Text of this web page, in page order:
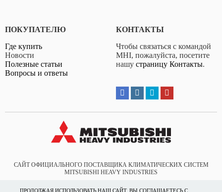
ПОКУПАТЕЛЮ
Где купить
Новости
Полезные статьи
Вопросы и ответы
КОНТАКТЫ
Чтобы связаться с командой
MHI, пожалуйста, посетите
нашу страницу Контакты.
САЙТ ОФИЦИАЛЬНОГО ПОСТАВЩИКА КЛИМАТИЧЕСКИХ СИСТЕМ
MITSUBISHI HEAVY INDUSTRIES
VAM Дистрибьютор
ПРОДОЛЖАЯ ИСПОЛЬЗОВАТЬ НАШ САЙТ, ВЫ СОГЛАШАЕТЕСЬ С
•
Серия SRK-ZS-W
SRK20ZS-W
•